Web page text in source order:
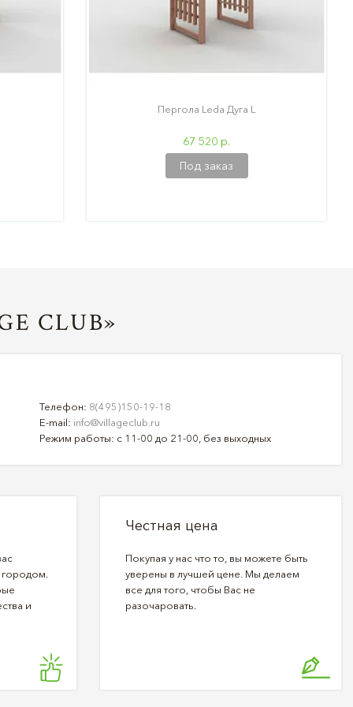
Пергола Leda Дуга L
67 520 р.
Под заказ
CLUB»
Телефон: 8(495)150-19-18
E-mail: info@villageclub.ru
Режим работы: с 11-00 до 21-00, без выходных
и
Честная цена
Покупая у нас что то, вы можете быть
уверены в лучшей цене. Мы делаем
все для того, чтобы Вас не
разочаровать.